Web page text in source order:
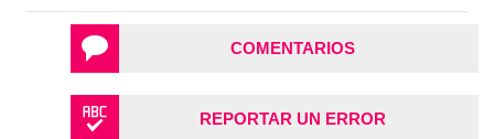
COMENTARIOS
REPORTAR UN ERROR